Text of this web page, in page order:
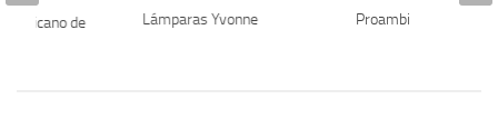
Lámparas Yvonne Proambi
Mexicano de